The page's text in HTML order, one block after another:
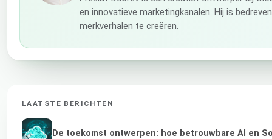
en innovatieve marketingkanalen. Hij is
merkverhalen te creëren.
LAATSTE BERICHTEN
De toekomst ontwerpen: hoe betrouwbare AI en